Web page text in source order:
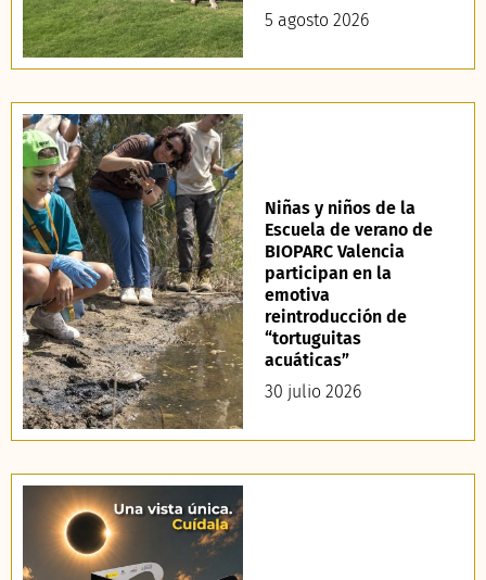
5 agosto 2026
Niñas y niños de la
Escuela de verano de
BIOPARC Valencia
participan en la
emotiva
reintroducción de
“tortuguitas
acuáticas”
30 julio 2026